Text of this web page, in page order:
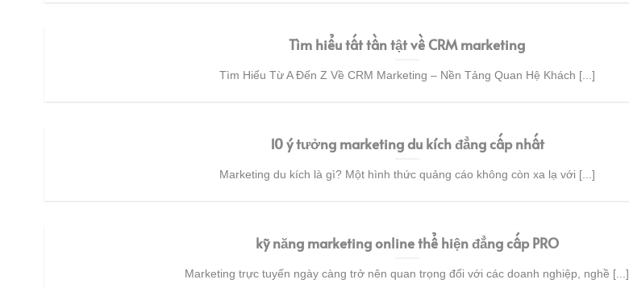
Tìm hiểu tất tần tật về CRM marketing
Tìm Hiểu Từ A Đến Z Về CRM Marketing – Nền Tảng Quan Hệ Khách [...]
10 ý tưởng marketing du kích đẳng cấp nhất
Marketing du kích là gì? Một hình thức quảng cáo không còn xa lạ với [...]
kỹ năng marketing online thể hiện đẳng cấp PRO
Marketing trực tuyến ngày càng trở nên quan trọng đối với các doanh nghiệp, nghề [...]